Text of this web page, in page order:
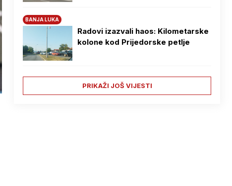
BANJA LUKA
Radovi izazvali haos: Kilometarske
kolone kod Prijedorske petlje
PRIKAŽI JOŠ VIJESTI